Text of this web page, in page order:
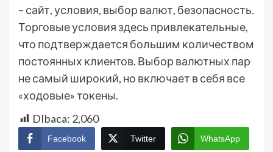
– сайт, условия, выбор валют, безопасность.
Торговые условия здесь привлекательные,
что подтверждается большим количеством
постоянных клиентов. Выбор валютных пар
не самый широкий, но включает в себя все
«ходовые» токены.
DIbaca: 2,060
Facebook Twitter WhatsApp